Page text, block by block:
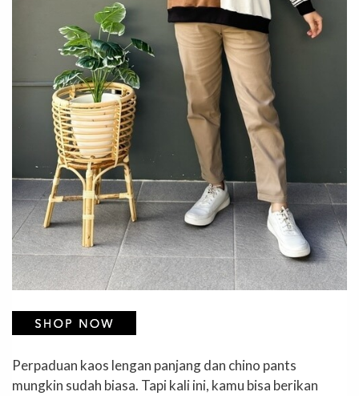
Perpaduan kaos lengan panjang dan chino pants
mungkin sudah biasa. Tapi kali ini, kamu bisa berikan